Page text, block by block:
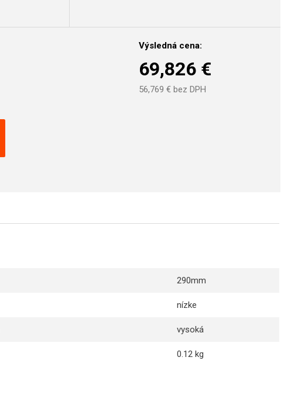
Výsledná cena:
69,826€
56,769 € bez DPH
290mm
nízke
vysoká
0.12 kg